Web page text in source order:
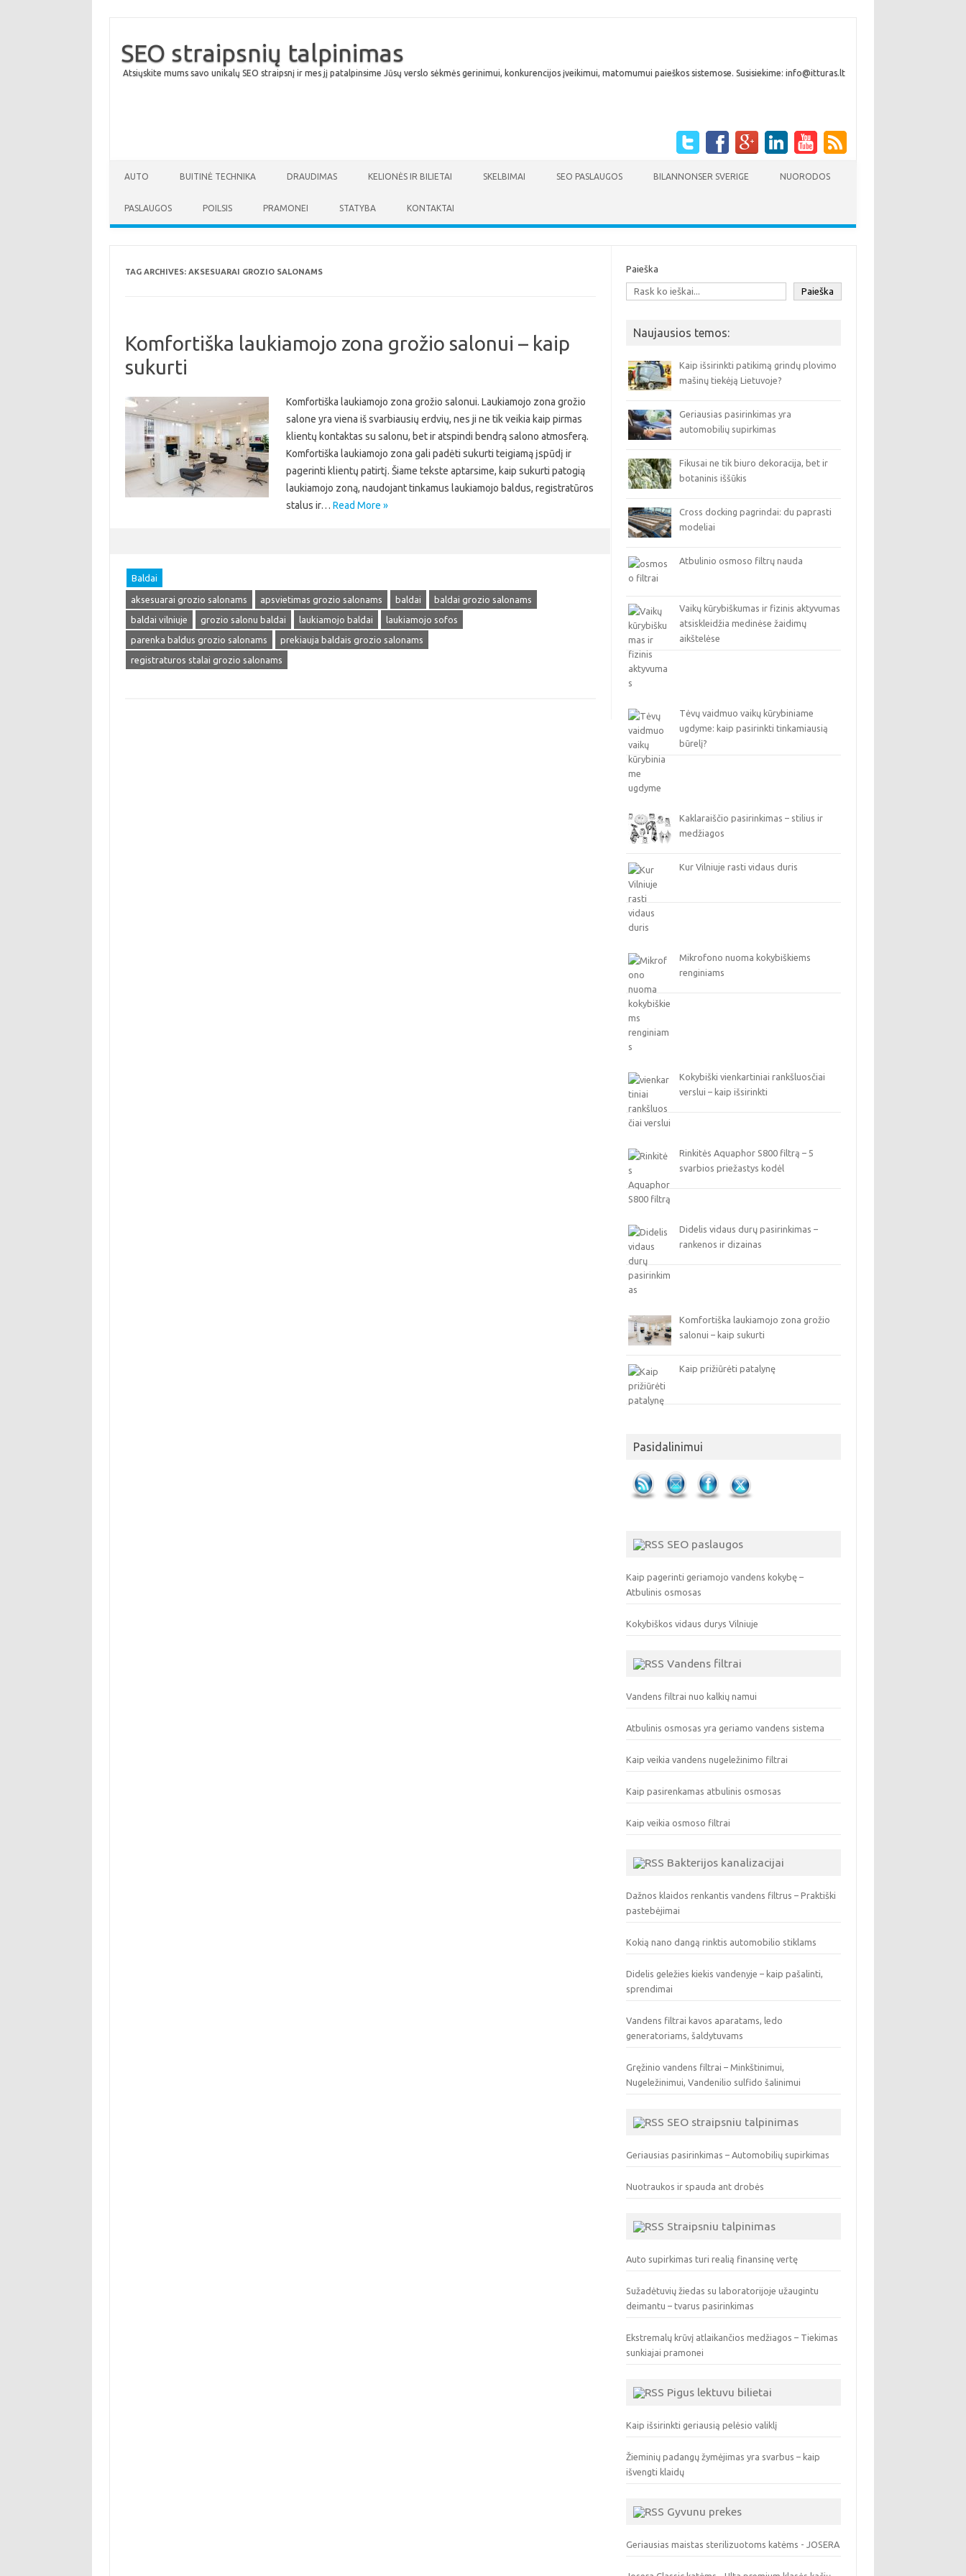
SEO straipsnių talpinimas
Atsiųskite mums savo unikalų SEO straipsnį ir mes jį patalpinsime Jūsų verslo sėkmės gerinimui, konkurencijos įveikimui, matomumui paieškos sistemose. Susisiekime: info@itturas.lt
AUTO BUITINĖ TECHNIKA DRAUDIMAS KELIONĖS IR BILIETAI SKELBIMAI SEO PASLAUGOS BILANNONSER SVERIGE NUORODOS
PASLAUGOS POILSIS PRAMONEI STATYBA KONTAKTAI
TAG ARCHIVES: AKSESUARAI GROZIO SALONAMS
Komfortiška laukiamojo zona grožio salonui – kaip
sukurti
Komfortiška laukiamojo zona grožio salonui. Laukiamojo zona grožio
salone yra viena iš svarbiausių erdvių, nes ji ne tik veikia kaip pirmas
klientų kontaktas su salonu, bet ir atspindi bendrą salono atmosferą.
Komfortiška laukiamojo zona gali padėti sukurti teigiamą įspūdį ir
pagerinti klientų patirtį. Šiame tekste aptarsime, kaip sukurti patogią
laukiamojo zoną, naudojant tinkamus laukiamojo baldus, registratūros
stalus ir… Read More »
Baldai
aksesuarai grozio salonams apsvietimas grozio salonams baldai
baldai grozio salonams
baldai vilniuje
grozio salonu baldai laukiamojo baldai
laukiamojo sofos
parenka baldus grozio salonams
prekiauja baldais grozio salonams
registraturos stalai grozio salonams
Paieška
Paieška
Naujausios temos:
Kaip išsirinkti patikimą grindų plovimo
mašinų tiekėją Lietuvoje?
Geriausias pasirinkimas yra
automobilių supirkimas
Fikusai ne tik biuro dekoracija, bet ir
botaninis iššūkis
Cross docking pagrindai: du paprasti
modeliai
Atbulinio osmoso filtrų nauda
Vaikų kūrybiškumas ir fizinis aktyvumas
atsiskleidžia medinėse žaidimų
aikštelėse
Tėvų vaidmuo vaikų kūrybiniame
ugdyme: kaip pasirinkti tinkamiausią
būrelį?
Kaklaraiščio pasirinkimas – stilius ir
medžiagos
Kur Vilniuje rasti vidaus duris
Mikrofono nuoma kokybiškiems
renginiams
Kokybiški vienkartiniai rankšluosčiai
verslui – kaip išsirinkti
Rinkitės Aquaphor S800 filtrą – 5
svarbios priežastys kodėl
Didelis vidaus durų pasirinkimas –
rankenos ir dizainas
Komfortiška laukiamojo zona grožio
salonui – kaip sukurti
Kaip prižiūrėti patalynę
Pasidalinimui
SEO paslaugos
Kaip pagerinti geriamojo vandens kokybę –
Atbulinis osmosas
Kokybiškos vidaus durys Vilniuje
Vandens filtrai
Vandens filtrai nuo kalkių namui
Atbulinis osmosas yra geriamo vandens sistema
Kaip veikia vandens nugeležinimo filtrai
Kaip pasirenkamas atbulinis osmosas
Kaip veikia osmoso filtrai
Bakterijos kanalizacijai
Dažnos klaidos renkantis vandens filtrus – Praktiški
pastebėjimai
Kokią nano dangą rinktis automobilio stiklams
Didelis geležies kiekis vandenyje – kaip pašalinti,
sprendimai
Vandens filtrai kavos aparatams, ledo
generatoriams, šaldytuvams
Gręžinio vandens filtrai – Minkštinimui,
Nugeležinimui, Vandenilio sulfido šalinimui
SEO straipsniu talpinimas
Geriausias pasirinkimas – Automobilių supirkimas
Nuotraukos ir spauda ant drobės
Straipsniu talpinimas
Auto supirkimas turi realią finansinę vertę
Sužadėtuvių žiedas su laboratorijoje užaugintu
deimantu – tvarus pasirinkimas
Ekstremalų krūvį atlaikančios medžiagos – Tiekimas
sunkiajai pramonei
Pigus lektuvu bilietai
Kaip išsirinkti geriausią pelėsio valiklį
Žieminių padangų žymėjimas yra svarbus – kaip
išvengti klaidų
Gyvunu prekes
Geriausias maistas sterilizuotoms katėms - JOSERA